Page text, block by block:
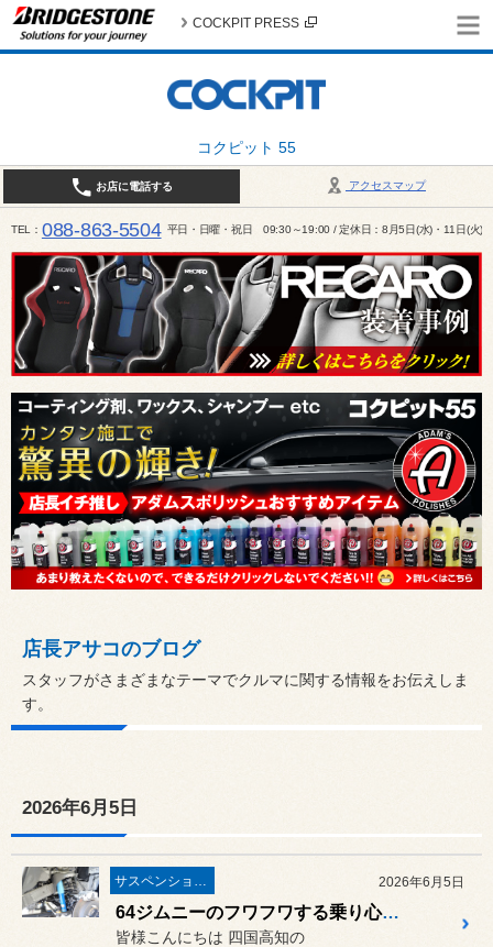
コクピット 55
COCKPIT PRESS
アクセスマップ
お店に電話する
TEL 088-863-5504 平日・日曜・祝日 09:30～19:00 / 定休日：8月5日(水)・11日(火)
店長アサコのブログ
スタッフがさまざまなテーマでクルマに関する情報をお伝えしま
す。
2026年6月5日
2026年6月5日
64ジムニーのフワフワする乗り心地と直進安定性を改善したい方はエナペタルダンパーがオススメです！
皆様こんにちは 四国高知の